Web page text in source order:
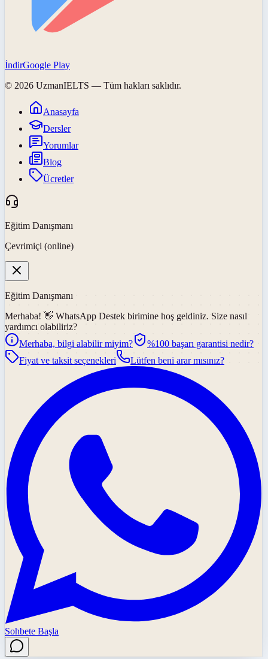
İndirGoogle Play
© 2026 UzmanIELTS — Tüm hakları saklıdır.
Anasayfa
Dersler
Yorumlar
Blog
Ücretler
Eğitim Danışmanı
Çevrimiçi (online)
Eğitim Danışmanı
Merhaba! 👋 WhatsApp Destek birimine hoş geldiniz. Size nasıl
yardımcı olabiliriz?
Merhaba, bilgi alabilir miyim?
%100 başarı garantisi nedir?
Fiyat ve taksit seçenekleri
Lütfen beni arar mısınız?
Sohbete Başla